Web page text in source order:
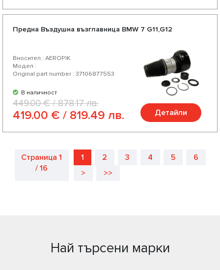
Предна Въздушна възглавница BMW 7 G11,G12
Вносител : AEROPIK
Модел :
Original part number : 37106877553
В наличност
449.00 € / 878.17 лв.
419.00 € / 819.49 лв. Детайли
Страница 1
/ 16
1 2 3 4 5
6
>
>>
Най търсени марки